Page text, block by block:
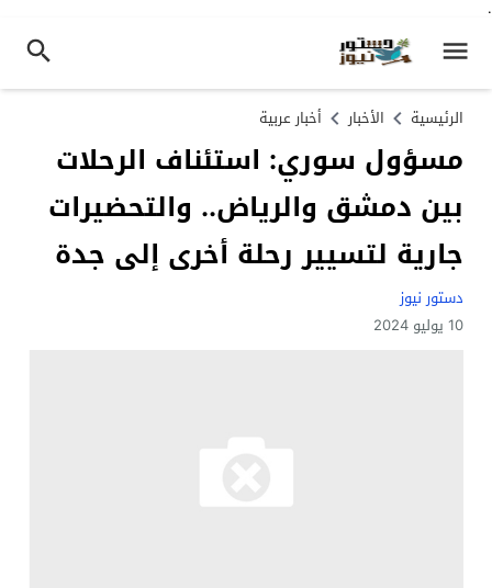
.
الرئيسية الأخبار أخبار عربية
مسؤول سوري: استئناف الرحلات
بين دمشق والرياض.. والتحضيرات
جارية لتسيير رحلة أخرى إلى جدة
دستور نيوز
10 يوليو 2024